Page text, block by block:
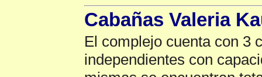
Cabañas Valeria
El complejo cuenta con 3
independientes con